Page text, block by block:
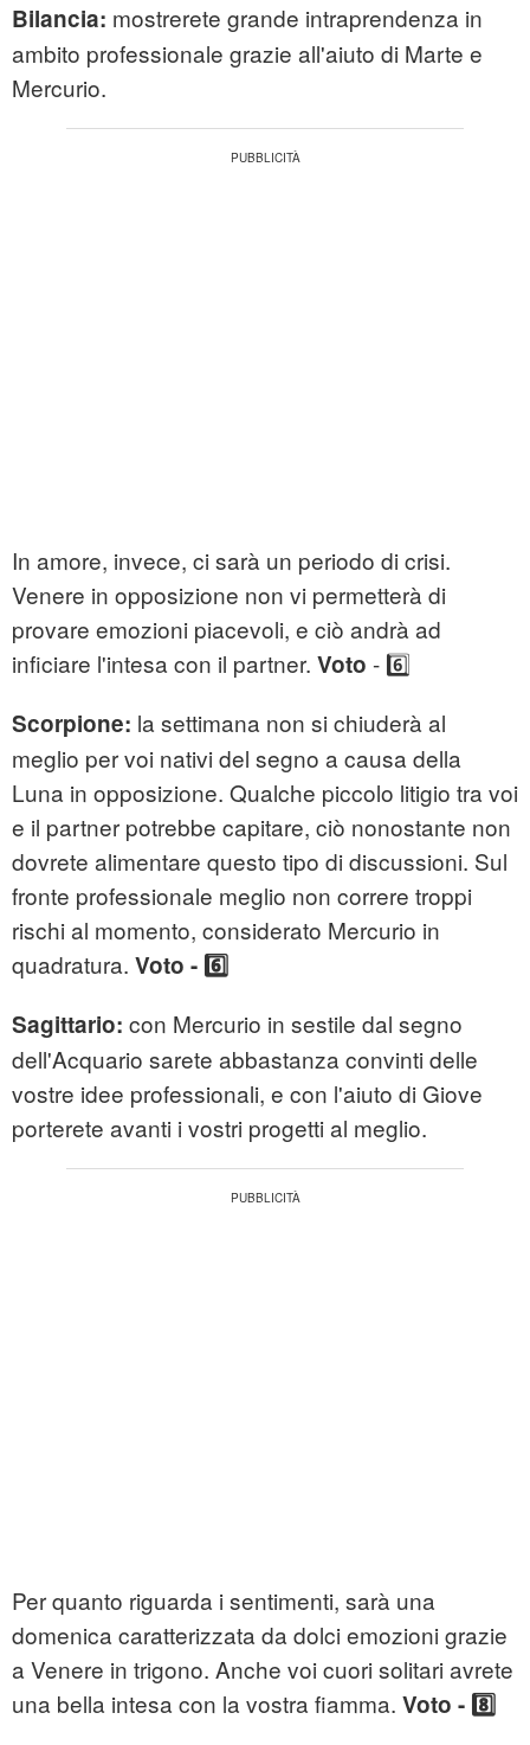
Bilancia: mostrerete grande intraprendenza in
ambito professionale grazie all'aiuto di Marte e
Mercurio.
In amore, invece, ci sarà un periodo di crisi.
Venere in opposizione non vi permetterà di
provare emozioni piacevoli, e ciò andrà ad
inficiare l'intesa con il partner. Voto - 6️⃣
Scorpione: la settimana non si chiuderà al
meglio per voi nativi del segno a causa della
Luna in opposizione. Qualche piccolo litigio tra voi
e il partner potrebbe capitare, ciò nonostante non
dovrete alimentare questo tipo di discussioni. Sul
fronte professionale meglio non correre troppi
rischi al momento, considerato Mercurio in
quadratura. Voto - 6️⃣
Sagittario: con Mercurio in sestile dal segno
dell'Acquario sarete abbastanza convinti delle
vostre idee professionali, e con l'aiuto di Giove
porterete avanti i vostri progetti al meglio.
Per quanto riguarda i sentimenti, sarà una
domenica caratterizzata da dolci emozioni grazie
a Venere in trigono. Anche voi cuori solitari avrete
una bella intesa con la vostra fiamma. Voto - 8️⃣